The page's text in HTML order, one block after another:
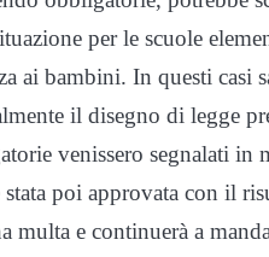
per le scuole
ai bambini. In questi casi
il disegno di legge
venissero segnalati in
stata poi approvata con il
e continuerà a